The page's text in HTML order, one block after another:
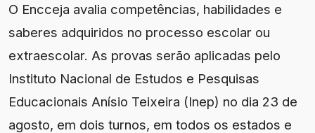
O Encceja avalia competências, habilidades e
saberes adquiridos no processo escolar ou
extraescolar. As provas serão aplicadas pelo
Instituto Nacional de Estudos e Pesquisas
Educacionais Anísio Teixeira (Inep) no dia 23 de
agosto, em dois turnos, em todos os estados e